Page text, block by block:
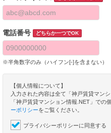
電話番号 どちらか一つでOK
※半角数字のみ（ハイフン[-]を含まない）
【個人情報について】
入力された内容は全て「神戸賃貸マン
「神戸賃貸マンション情報.NET」での
ーポリシーをご覧ください。
プライバシーポリシーに同意する